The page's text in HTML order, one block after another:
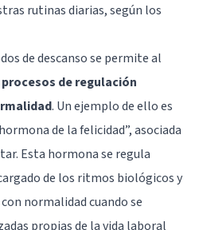
rutinas diarias, según los
de descanso se permite al
de regulación
. Un ejemplo de ello es
de la felicidad”, asociada
Esta hormona se regula
de los ritmos biológicos y
normalidad cuando se
propias de la vida laboral